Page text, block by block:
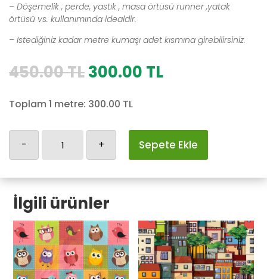
– Döşemelik , perde, yastık , masa örtüsü runner ,yatak
örtüsü vs. kullanımında idealdir.
– İstediğiniz kadar metre kumaşı adet kısmına girebilirsiniz.
450.00TLOrijinal
450.00 TL.
300.00 TLŞu
Toplam 1 metre: 300.00 TL
- + Sepete Ekle
İlgili ürünler